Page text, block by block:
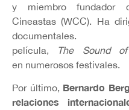
y miembro fundador
Cineastas (WCC). Ha
película, The Sound of
en numerosos festivales.
Por último, Bernardo
relaciones